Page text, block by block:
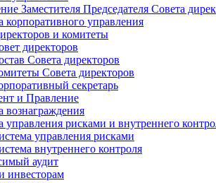
Заместителя Председателя Совета
корпоративного управления
и комитеты
директоров
Совета директоров
Совета директоров
секретарь
и Правление
вознаграждения
управления рисками и внутреннего
управления рисками
внутреннего контроля
аудит
инвесторам